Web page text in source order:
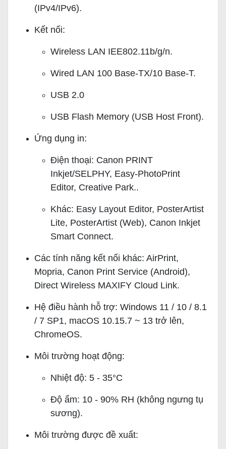
(IPv4/IPv6).
Kết nối:
Wireless LAN IEE802.11b/g/n.
Wired LAN 100 Base-TX/10 Base-T.
USB 2.0
USB Flash Memory (USB Host Front).
Ứng dụng in:
Điện thoại: Canon PRINT
Inkjet/SELPHY, Easy-PhotoPrint
Editor, Creative Park..
Khác: Easy Layout Editor, PosterArtist
Lite, PosterArtist (Web), Canon Inkjet
Smart Connect.
Các tính năng kết nối khác: AirPrint,
Mopria, Canon Print Service (Android),
Direct Wireless MAXIFY Cloud Link.
Hệ điều hành hỗ trợ: Windows 11 / 10 / 8.1
/ 7 SP1, macOS 10.15.7 ~ 13 trở lên,
ChromeOS.
Môi trường hoạt động:
Nhiệt độ: 5 - 35°C
Độ ẩm: 10 - 90% RH (không ngưng tụ
sương).
Môi trường được đề xuất: